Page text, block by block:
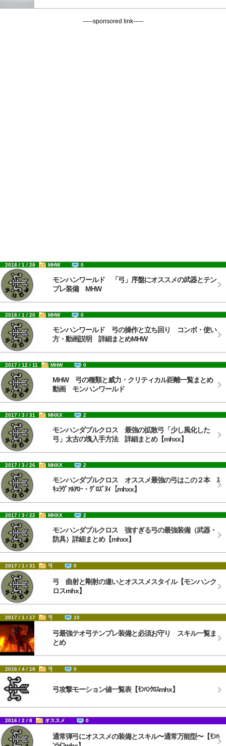
-----sponsored link-----
2018 / 1 / 28 MHW 0
モンハンワールド 「弓」序盤にオススメの武器とテン
プレ装備 MHW
2018 / 1 / 20 MHW 0
モンハンワールド 弓の操作と立ち回り コンボ・使い
方・動画説明 詳細まとめMHW
2017 / 12 / 11 MHW 0
MHW 弓の種類と威力・クリティカル距離一覧まとめ
動画 モンハンワールド
2017 / 3 / 31 MHXX 2
モンハンダブルクロス 最強の拡散弓「少し風化した
弓」太古の塊入手方法 詳細まとめ【mhxx】
2017 / 3 / 26 MHXX 2
モンハンダブルクロス オススメ最強の弓はこの２本 ｽ
ｷｭﾗｳﾞｧﾙｱﾛｰ・ｸﾞﾛｽﾞﾇｨ【mhxx】
2017 / 3 / 22 MHXX 2
モンハンダブルクロス 強すぎる弓の最強装備（武器・
防具）詳細まとめ【mhxx】
2017 / 1 / 31 弓 0
弓 曲射と剛射の違いとオススメスタイル【モンハンク
ロスmhx】
2017 / 1 / 17 弓 10
弓最強テオ弓テンプレ装備と必須お守り スキル一覧ま
とめ
2016 / 4 / 18 弓 0
弓攻撃モーション値一覧表【ﾓﾝﾊﾝｸﾛｽmhx】
2016 / 2 / 8 オススメ 0
通常弾弓にオススメの装備とスキル〜通常万能型〜【ﾓﾝﾊ